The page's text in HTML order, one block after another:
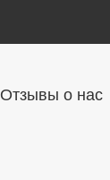
Отзывы о нас